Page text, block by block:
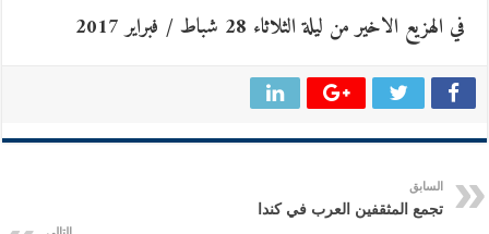
في الهزيع الاخير من ليلة الثلاثاء 28 شباط / فبراير 2017
السابق
تجمع المثقفين العرب في كندا